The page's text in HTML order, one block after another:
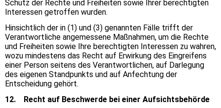
Schutz der Rechte und Freiheiten sowie Ihrer berechtigten
Interessen getroffen wurden.
Hinsichtlich der in (1) und (3) genannten Fälle trifft der
Verantwortliche angemessene Maßnahmen, um die Rechte
und Freiheiten sowie Ihre berechtigten Interessen zu wahren,
wozu mindestens das Recht auf Erwirkung des Eingreifens
einer Person seitens des Verantwortlichen, auf Darlegung
des eigenen Standpunkts und auf Anfechtung der
Entscheidung gehört.
12. Recht auf Beschwerde bei einer Aufsichtsbehörde